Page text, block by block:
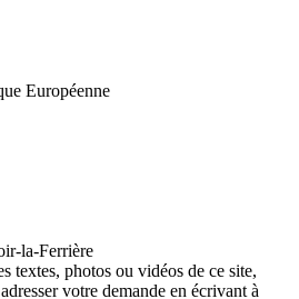
Européenne
la-Ferrière
textes, photos ou vidéos de ce site,
votre demande en écrivant à